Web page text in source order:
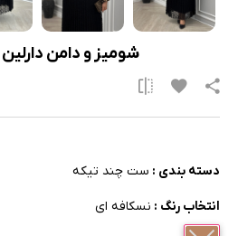
شومیز و دامن دارلین کد
دسته بندی : ست چند تیکه
انتخاب رنگ : نسکافه ای